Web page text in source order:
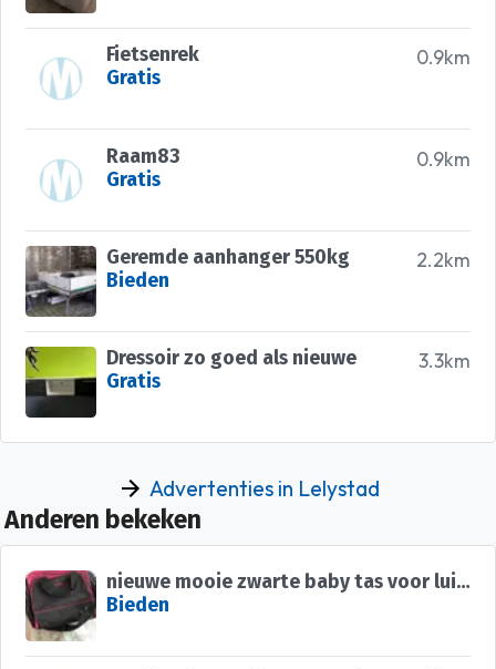
0.9km
Fietsenrek
Gratis
0.9km
Raam83
Gratis
2.2km
Geremde aanhanger 550kg
Bieden
3.3km
Dressoir zo goed als nieuwe
Gratis
Advertenties in Lelystad
Anderen bekeken
nieuwe mooie zwarte baby tas voor luiers-tas
Bieden